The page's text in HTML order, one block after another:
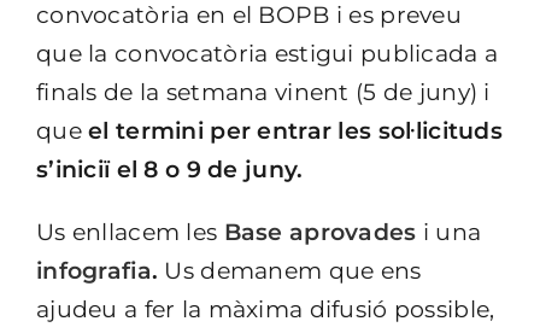
convocatòria en el BOPB i es preveu
que la convocatòria estigui publicada a
finals de la setmana vinent (5 de juny) i
queel termini per entrar les sol·licituds
s’iniciï el 8 o 9 de juny.
Us enllacem les Base aprovades i una
infografia. Us demanem que ens
ajudeu a fer la màxima difusió possible,